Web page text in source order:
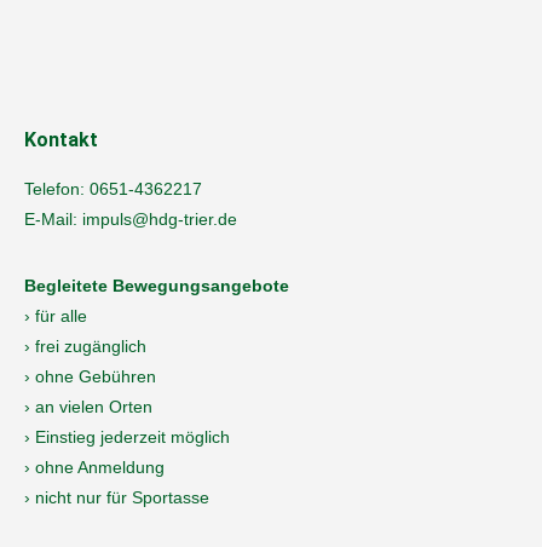
Kontakt
Telefon: 0651-4362217
E-Mail: impuls@hdg-trier.de
Begleitete Bewegungsangebote
› für alle
› frei zugänglich
› ohne Gebühren
› an vielen Orten
› Einstieg jederzeit möglich
› ohne Anmeldung
› nicht nur für Sportasse